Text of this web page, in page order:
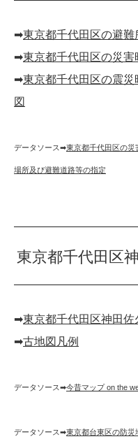
➡︎東京都千代田区の避難
➡︎東京都千代田区の災害
➡︎東京都千代田区の震
図
データソース➡︎東京都千代田区の災
場所及び避難道路等の指定
東京都千代田区
➡︎東京都千代田区神田
➡︎古地図凡例
データソース➡︎今昔マップ on the
データソース➡︎東京都台東区の防災